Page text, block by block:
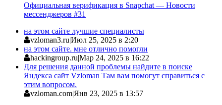
Официальная верификация в Snapchat — Новости
мессенджеров #31
на этом сайте лучшие специалисты
vzloman3.ru|Июл 25, 2025 в 2:20
на этом сайте. мне отлично помогли
hackingroup.ru|Мар 24, 2025 в 16:22
Для решения данной проблемы найдите в поиске
Яндекса сайт Vzloman Там вам помогут справиться с
этим вопросом.
vzloman.com|Янв 23, 2025 в 13:57